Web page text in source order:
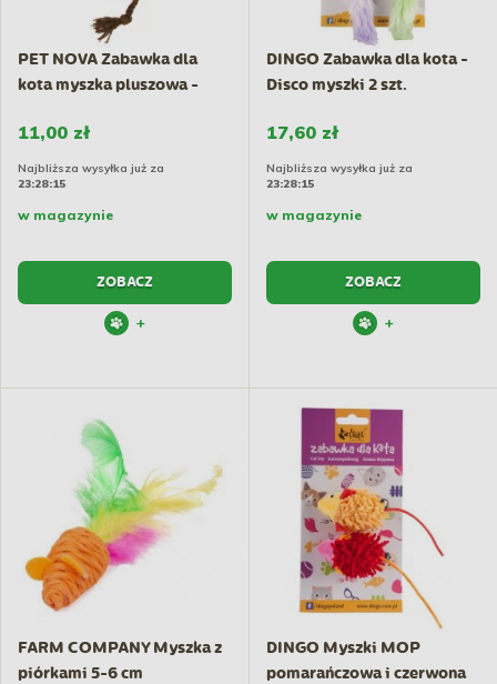
PET NOVA Zabawka dla
kota myszka pluszowa -
11,00 zł
Najbliższa wysyłka już za
23:28:14
w magazynie
ZOBACZ
+
DINGO Zabawka dla kota -
Disco myszki 2 szt.
17,60 zł
Najbliższa wysyłka już za
23:28:14
w magazynie
ZOBACZ
+
FARM COMPANY Myszka z
piórkami 5-6 cm
DINGO Myszki MOP
pomarańczowa i czerwona